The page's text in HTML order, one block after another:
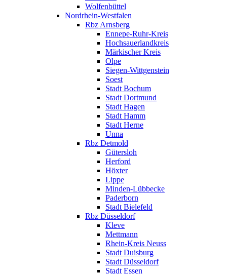
Wolfenbüttel
Nordrhein-Westfalen
Rbz Arnsberg
Ennepe-Ruhr-Kreis
Hochsauerlandkreis
Märkischer Kreis
Olpe
Siegen-Wittgenstein
Soest
Stadt Bochum
Stadt Dortmund
Stadt Hagen
Stadt Hamm
Stadt Herne
Unna
Rbz Detmold
Gütersloh
Herford
Höxter
Lippe
Minden-Lübbecke
Paderborn
Stadt Bielefeld
Rbz Düsseldorf
Kleve
Mettmann
Rhein-Kreis Neuss
Stadt Duisburg
Stadt Düsseldorf
Stadt Essen